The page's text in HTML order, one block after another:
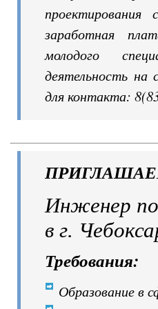
проектирования
заработная
молодого
деятельность на
для контакта:
Инженер
в г.
Требования:
Образование в